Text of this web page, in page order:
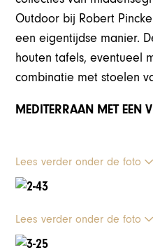
Outdoor bij Robert
een eigentijdse manier.
houten tafels, eventueel
combinatie met stoelen
MEDITERRAAN MET EEN
Lees verder onder de foto
Lees verder onder de foto